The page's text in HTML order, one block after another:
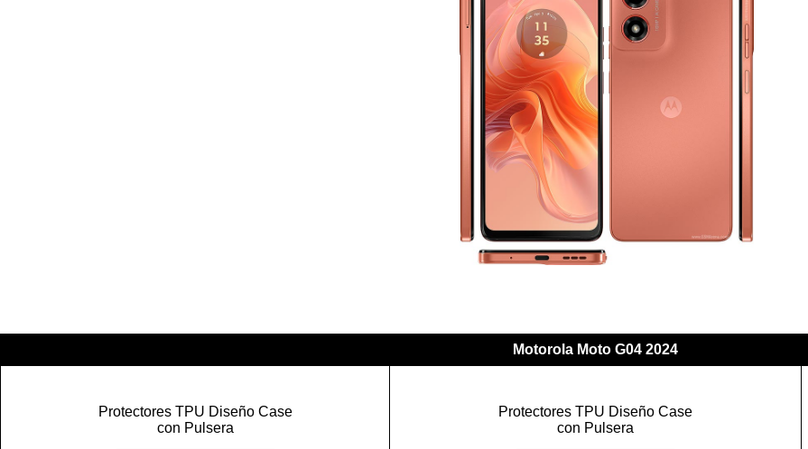
Motorola Moto G04 2024
Protectores TPU Diseño Case
con Pulsera
Protectores TPU Diseño Case
con Pulsera